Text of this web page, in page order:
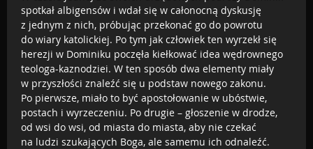
spotkał albigensów i wdał się w całonocną dyskusję
z jednym z nich, próbując przekonać go do powrotu
do wiary katolickiej. Po tym jak człowiek ten wyrzekł się
herezji w Dominiku poczęła kiełkować idea wędrownego
teologa-kaznodziei. W ten sposób dwa elementy miały
w przyszłości znaleźć się u podstaw nowego zakonu.
Po pierwsze, miało to być apostołowanie w ubóstwie,
postach i wyrzeczeniu. Po drugie – głoszenie w drodze,
od wsi do wsi, od miasta do miasta, aby nie czekać
na ludzi szukających Boga, ale samemu ich odnaleźć.